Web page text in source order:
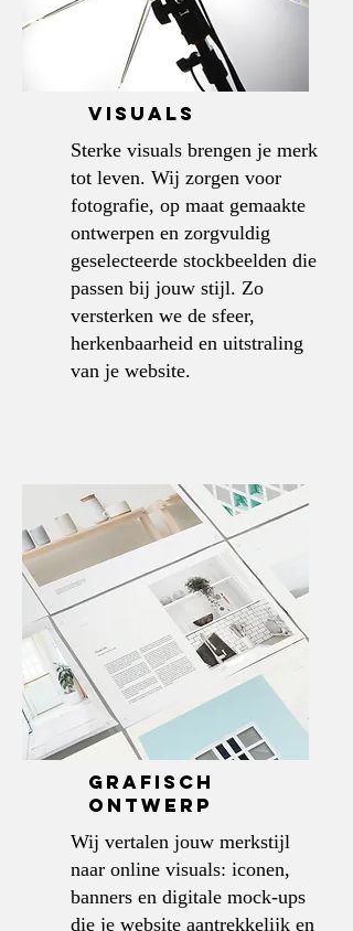
VISUALS
Sterke visuals brengen je merk
tot leven. Wij zorgen voor
fotografie, op maat gemaakte
ontwerpen en zorgvuldig
geselecteerde stockbeelden die
passen bij jouw stijl. Zo
versterken we de sfeer,
herkenbaarheid en uitstraling
van je website.
grafisch
ontwerp
Wij vertalen jouw merkstijl
naar online visuals: iconen,
banners en digitale mock-ups
die je website aantrekkelijk en